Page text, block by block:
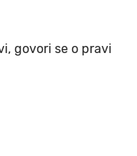
govori se o pravi